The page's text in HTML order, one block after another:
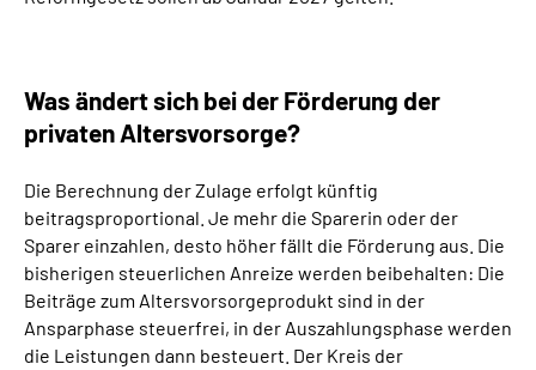
Was ändert sich bei der Förderung der
privaten Altersvorsorge?
Die Berechnung der Zulage erfolgt künftig
beitragsproportional. Je mehr die Sparerin oder der
Sparer einzahlen, desto höher fällt die Förderung aus. Die
bisherigen steuerlichen Anreize werden beibehalten: Die
Beiträge zum Altersvorsorgeprodukt sind in der
Ansparphase steuerfrei, in der Auszahlungsphase werden
die Leistungen dann besteuert. Der Kreis der